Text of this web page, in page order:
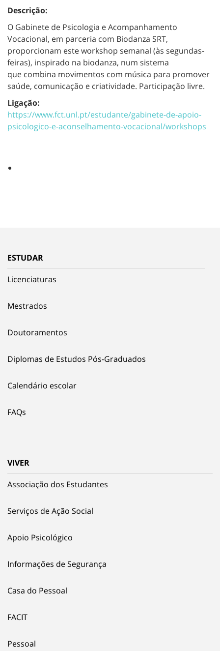
Descrição:
O Gabinete de Psicologia e Acompanhamento
Vocacional, em parceria com Biodanza SRT,
proporcionam este workshop semanal (às segundas-
feiras), inspirado na biodanza, num sistema
que combina movimentos com música para promover
saúde, comunicação e criatividade. Participação livre.
Ligação:
https://www.fct.unl.pt/estudante/gabinete-de-apoio-
psicologico-e-aconselhamento-vocacional/workshops
ESTUDAR
Licenciaturas
Mestrados
Doutoramentos
Diplomas de Estudos Pós-Graduados
Calendário escolar
FAQs
VIVER
Associação dos Estudantes
Serviços de Ação Social
Apoio Psicológico
Informações de Segurança
Casa do Pessoal
FACIT
Pessoal